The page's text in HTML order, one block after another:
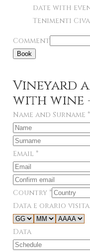
date with
Tenimenti Civa
Comment
Book
Vineyard
with wine
Name and Surname *
Email *
Country *
Data e orario visita
Data